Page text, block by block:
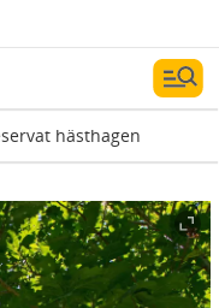
hästhagen